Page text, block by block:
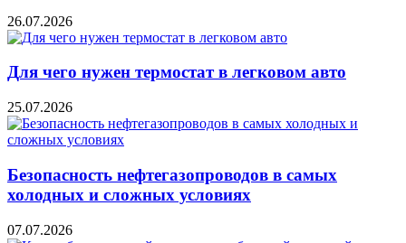
26.07.2026
Для чего нужен термостат в легковом авто
25.07.2026
Безопасность нефтегазопроводов в самых
холодных и сложных условиях
07.07.2026